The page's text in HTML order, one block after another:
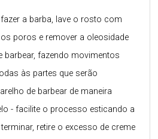
a barba, lave o rosto com
poros e remover a oleosidade
barbear, fazendo movimentos
às partes que serão
de barbear de maneira
- facilite o processo esticando a
retire o excesso de creme